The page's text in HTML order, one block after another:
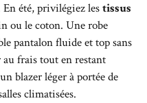
été, privilégiez lestissus
ou le coton. Une robe
pantalon fluide et top sans
frais tout en restant
blazer léger à portée de
climatisées.